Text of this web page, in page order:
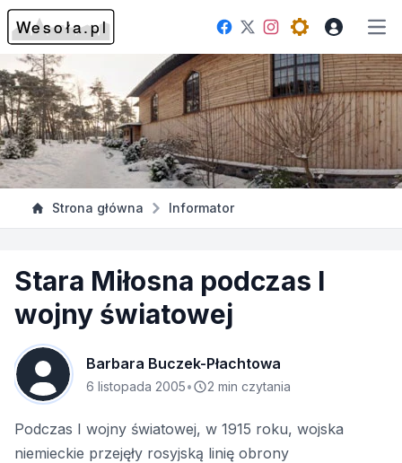
Facebook
TwitterInstagram
Open theme
Strona główna Informator
Stara Miłosna podczas I
wojny światowej
Barbara Buczek-Płachtowa
6 listopada 2005• 2 min czytania
Podczas I wojny światowej, w 1915 roku, wojska
niemieckie przejęły rosyjską linię obrony